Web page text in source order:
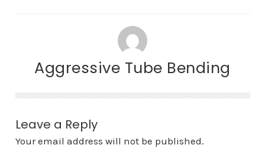
Aggressive Tube Bending
Leave a Reply
Your email address will not be published.